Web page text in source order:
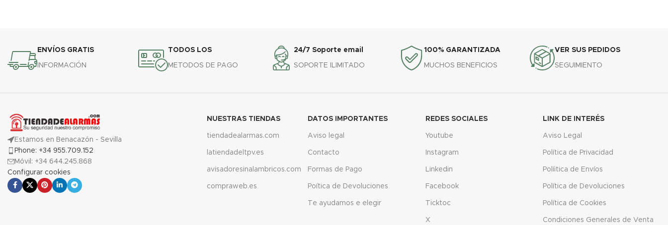
ENVÍOS GRATIS
INFORMACIÓN
TODOS LOS
METODOS DE PAGO
24/7 Soporte email
SOPORTE ILIMITADO
100% GARANTIZADA
MUCHOS BENEFICIOS
VER SUS PEDIDOS
SEGUIMIENTO
Estamos en Benacazón - Sevilla
Phone: +34 955.709.152
Móvil: +34 644.245.868
Configurar cookies
NUESTRAS TIENDAS
tiendadealarmas.com
latiendadeltpv.es
avisadoresinalambricos.com
compraweb.es
DATOS IMPORTANTES
Aviso legal
Contacto
Formas de Pago
Poítica de Devoluciones
Te ayudamos e elegir
REDES SOCIALES
Youtube
Instagram
Linkedin
Facebook
Ticktoc
X
LINK DE INTERÉS
Aviso Legal
Política de Privacidad
Políitica de Envíos
Política de Devoluciones
Política de Cookies
Condiciones Generales de Venta